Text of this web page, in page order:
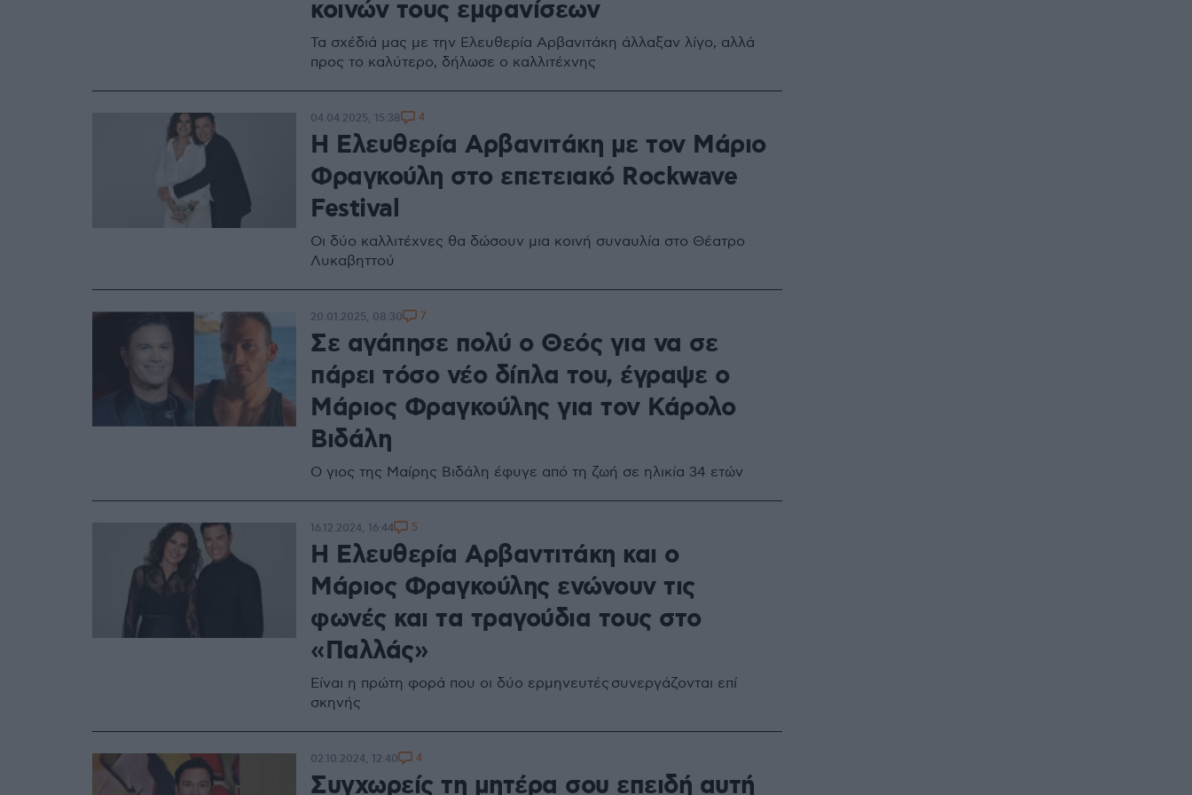
κοινών τους εμφανίσεων
Τα σχέδιά μας με την Ελευθερία Αρβανιτάκη άλλαξαν λίγο, αλλά
προς το καλύτερο, δήλωσε ο καλλιτέχνης
Η Ελευθερία Αρβανιτάκη με τον Μάριο
Φραγκούλη στο επετειακό Rockwave
Festival
Οι δύο καλλιτέχνες θα δώσουν μια κοινή συναυλία στο Θέατρο
Λυκαβηττού
04.04.2025, 15:38 4
Σε αγάπησε πολύ ο Θεός για να σε
πάρει τόσο νέο δίπλα του, έγραψε ο
Μάριος Φραγκούλης για τον Κάρολο
Βιδάλη
Ο γιος της Μαίρης Βιδάλη έφυγε από τη ζωή σε ηλικία 34 ετών
20.01.2025, 08:30 7
Η Ελευθερία Αρβαντιτάκη και ο
Μάριος Φραγκούλης ενώνουν τις
φωνές και τα τραγούδια τους στο
«Παλλάς»
Είναι η πρώτη φορά που οι δύο ερμηνευτές συνεργάζονται επί
σκηνής
16.12.2024, 16:44 5
Συγχωρείς τη μητέρα σου επειδή αυτή
02.10.2024, 12:40 4